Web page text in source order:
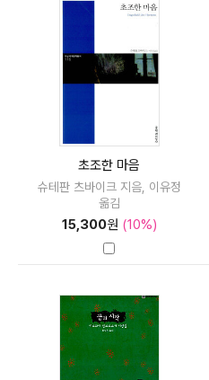
초조한 마음
슈테판 츠바이크 지음, 이유정
옮김
15,300원 (10%)